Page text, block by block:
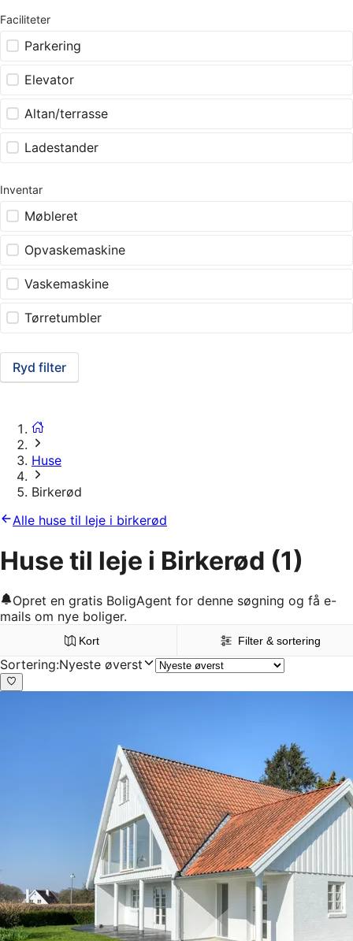
Faciliteter
Parkering
Elevator
Altan/terrasse
Ladestander
Inventar
Møbleret
Opvaskemaskine
Vaskemaskine
Tørretumbler
Ryd filter
Huse
Birkerød
Alle huse til leje i birkerød
Huse til leje i Birkerød (1)
Opret en gratis BoligAgent for denne søgning og få e-
mails om nye boliger.
Kort Filter & sortering
Sortering:Nyeste øverst